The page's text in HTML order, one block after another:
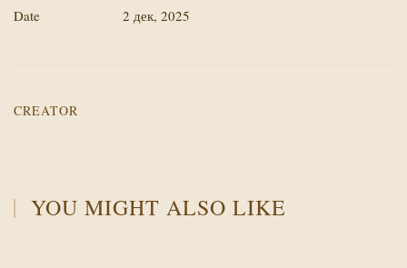
Date
2 дек, 2025
CREATOR
YOU MIGHT ALSO LIKE